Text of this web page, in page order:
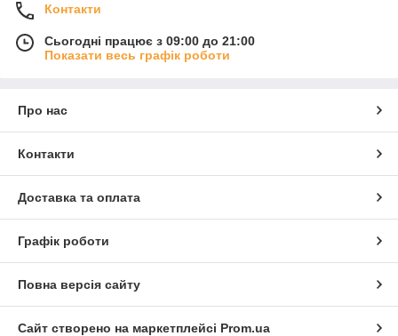
Контакти
Сьогодні працює з 09:00 до 21:00
Показати весь графік роботи
Про нас
Контакти
Доставка та оплата
Графік роботи
Повна версія сайту
Сайт створено на маркетплейсі Prom.ua